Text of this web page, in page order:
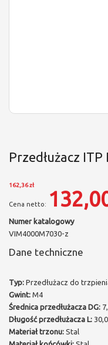
Przedłużacz
162,36 zł
Numer katalogowy
VIM4000M7030-z
Dane techniczne
Typ: Przedłużacz do
Gwint: M4
Średnica przedłużacza DG:
Długość przedłużacza L:
Materiał trzonu: Stal